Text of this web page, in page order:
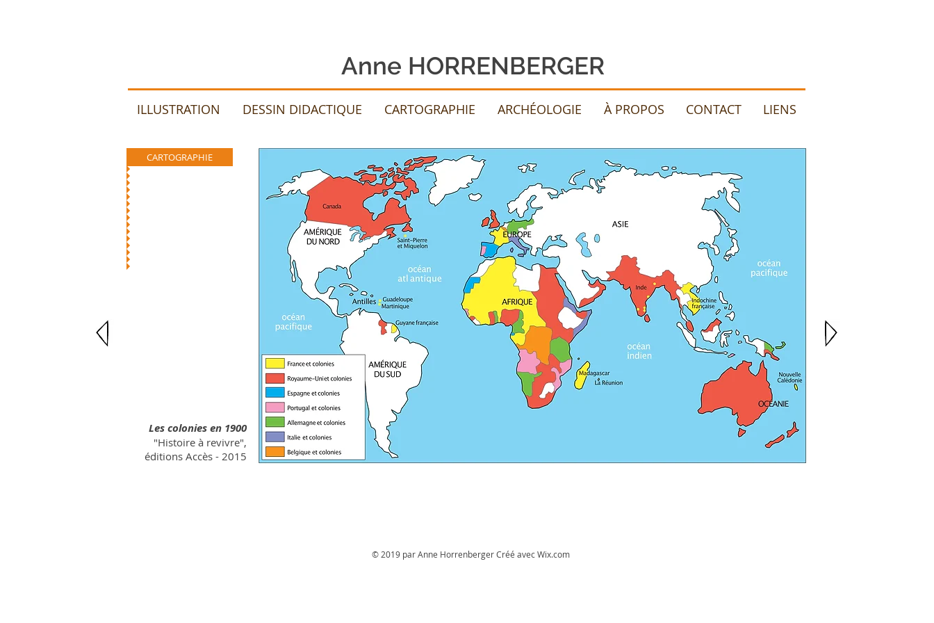
Anne HORRENBERGER
ILLUSTRATION DESSIN DIDACTIQUE CARTOGRAPHIE ARCHÉOLOGIE À PROPOS CONTACT LIENS
CARTOGRAPHIE
Les colonies en 1900
"Histoire à revivre",
éditions Accès - 2015
© 2019 par Anne Horrenberger Créé avecWix.com